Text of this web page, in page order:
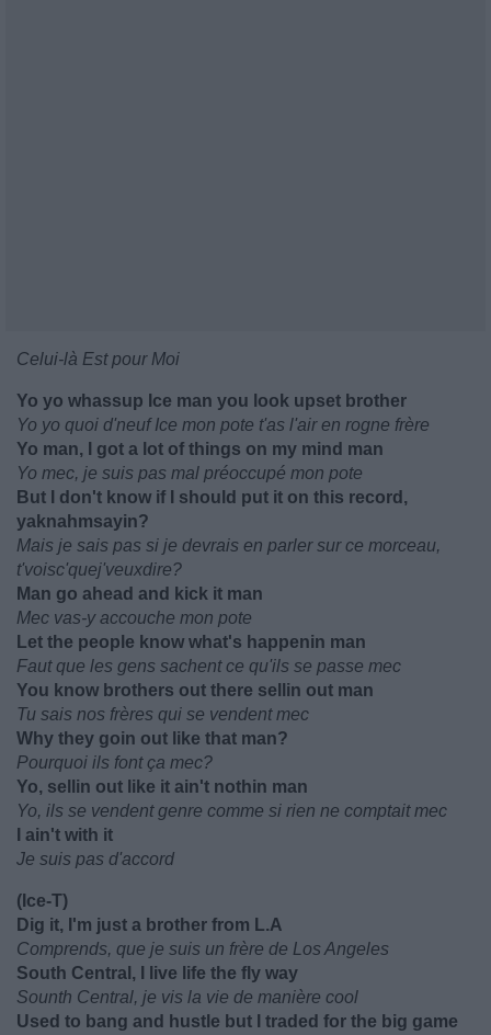
Celui-là Est pour Moi
Yo yo whassup Ice man you look upset brother
Yo yo quoi d'neuf Ice mon pote t'as l'air en rogne frère
Yo man, I got a lot of things on my mind man
Yo mec, je suis pas mal préoccupé mon pote
But I don't know if I should put it on this record,
yaknahmsayin?
Mais je sais pas si je devrais en parler sur ce morceau,
t'voisc'quej'veuxdire?
Man go ahead and kick it man
Mec vas-y accouche mon pote
Let the people know what's happenin man
Faut que les gens sachent ce qu'ils se passe mec
You know brothers out there sellin out man
Tu sais nos frères qui se vendent mec
Why they goin out like that man?
Pourquoi ils font ça mec?
Yo, sellin out like it ain't nothin man
Yo, ils se vendent genre comme si rien ne comptait mec
I ain't with it
Je suis pas d'accord
(Ice-T)
Dig it, I'm just a brother from L.A
Comprends, que je suis un frère de Los Angeles
South Central, I live life the fly way
Sounth Central, je vis la vie de manière cool
Used to bang and hustle but I traded for the big game